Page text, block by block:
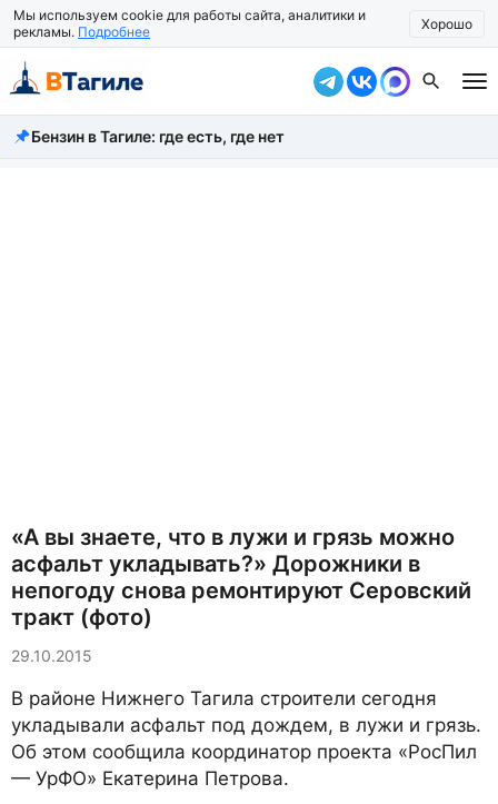
Мы используем cookie для работы сайта, аналитики и
рекламы. Подробнее Хорошо
Все новости
Бензин в Тагиле: где есть, где нет
«А вы знаете, что в лужи и грязь можно
асфальт укладывать?» Дорожники в
непогоду снова ремонтируют Серовский
тракт (фото)
29.10.2015
В районе Нижнего Тагила строители сегодня
укладывали асфальт под дождем, в лужи и грязь.
Об этом сообщила координатор проекта «РосПил
— УрФО» Екатерина Петрова.